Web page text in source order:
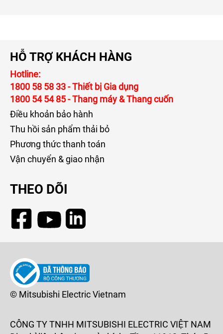
HỖ TRỢ KHÁCH HÀNG
Hotline:
1800 58 58 33- Thiết bị Gia dụng
1800 54 54 85- Thang máy & Thang cuốn
Điều khoản bảo hành
Thu hồi sản phẩm thải bỏ
Phương thức thanh toán
Vận chuyển & giao nhận
THEO DÕI
© Mitsubishi Electric Vietnam
CÔNG TY TNHH MITSUBISHI ELECTRIC VIỆT NAM